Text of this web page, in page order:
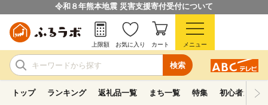
令和８年熊本地震 災害支援寄付受付について
検索
上限額 お気に入り カート メニュー
トップ ランキング 返礼品一覧 まち一覧 特集 初心者ガイド